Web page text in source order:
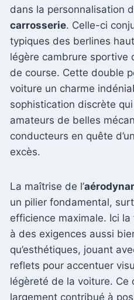
dans la personnalisation
carrosserie. Celle-ci
typiques des berlines
légère cambrure sportive
de course. Cette double
voiture un charme
sophistication discrète
amateurs de belles
conducteurs en quête
excès.
La maîtrise de l’
un pilier fondamental,
efficience maximale. Ici
à des exigences aussi
qu’esthétiques, jouant
reflets pour accentuer
légèreté de la voiture. Ce
largement contribué à